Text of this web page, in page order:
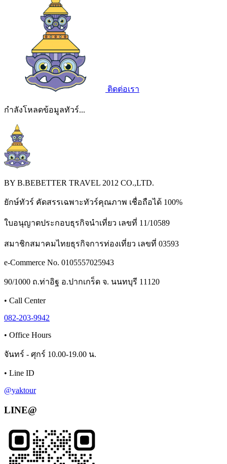
ติดต่อเรา
กำลังโหลดข้อมูลทัวร์...
BY B.BEBETTER TRAVEL 2012 CO.,LTD.
ยักษ์ทัวร์ คัดสรรเฉพาะทัวร์คุณภาพ เชื่อถือได้ 100%
ใบอนุญาตประกอบธุรกิจนำเที่ยว เลขที่ 11/10589
สมาชิกสมาคมไทยธุรกิจการท่องเที่ยว เลขที่ 03593
e-Commerce No. 0105557025943
90/1000 ถ.ท่าอิฐ อ.ปากเกร็ด จ. นนทบุรี 11120
• Call Center
082-203-9942
• Office Hours
จันทร์ - ศุกร์ 10.00-19.00 น.
• Line ID
@yaktour
LINE@